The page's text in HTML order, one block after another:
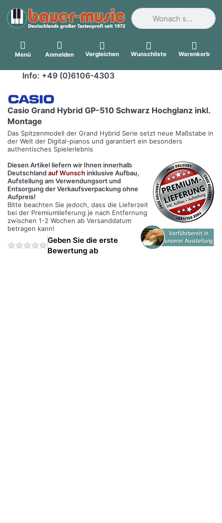
Geben Sie einen
Menü Anmelden Vergleichen Wunschliste Warenkorb
Info: +49 (0)6106-4303
Casio Grand Hybrid GP-510 Schwarz Hochglanz inkl.
Montage
Das Spitzenmodell der Grand Hybrid Serie setzt neue Maßstabe in
der Welt der Digital-pianos und garantiert ein besonders
authentisches Spielerlebnis
Diesen Artikel liefern wir Ihnen innerhalb
Deutschlandauf Wunschinklusive Aufbau,
Aufstellung am Verwendungsort und
Entsorgung der Verkaufsverpackung ohne
Aufpreis!
Bitte beachten Sie jedoch, dass die Lieferzeit
bei der Premiumlieferung je nach Entfernung
zwischen 1-2 Wochen ab Versanddatum
betragen kann!
Geben Sie die erste
Bewertung ab